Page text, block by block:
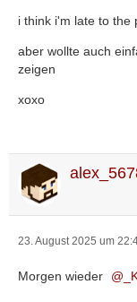
i think i'm late to the
aber wollte auch
zeigen
xoxo
23. August 2025 um
Morgen wieder